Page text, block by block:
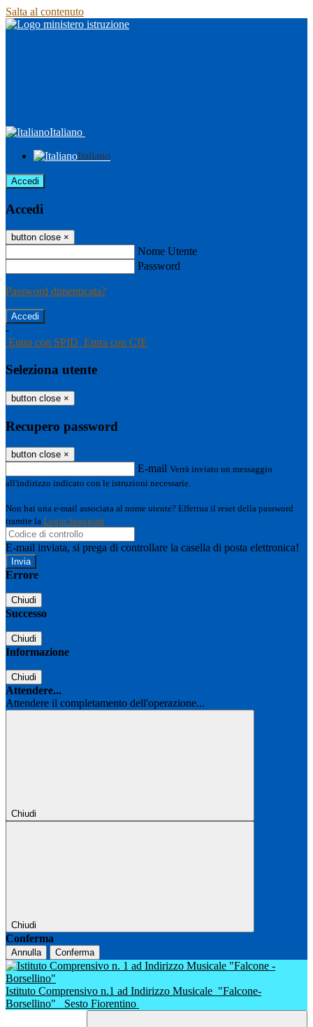
Salta al contenuto
Italiano
Italiano
Accedi
Accedi
button close ×
Nome Utente
Password
Password dimenticata?
-
Entra con SPID Entra con CIE
Seleziona utente
button close ×
Recupero password
button close ×
E-mail Verrà inviato un messaggio
all'indirizzo indicato con le istruzioni necessarie.
Non hai una e-mail associata al nome utente? Effettua il reset della password
tramite la Login Spaggiari
E-mail inviata, si prega di controllare la casella di posta elettronica!
Errore
Chiudi
Successo
Chiudi
Informazione
Chiudi
Attendere...
Attendere il completamento dell'operazione...
Chiudi
Chiudi
Conferma
Annulla Conferma
Istituto Comprensivo n.1 ad Indirizzo Musicale "Falcone-
Borsellino"
Sesto Fiorentino